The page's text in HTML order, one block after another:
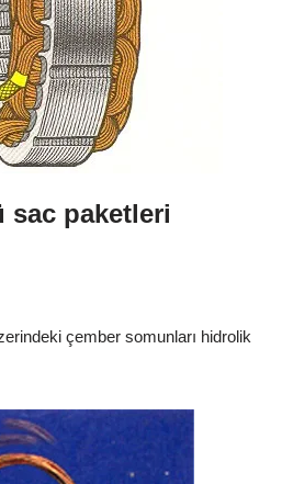
sac paketleri
çember somunları hidrolik